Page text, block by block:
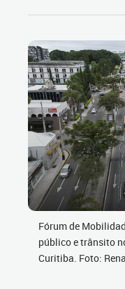
Fórum de
público e trânsito
Curitiba. Foto: